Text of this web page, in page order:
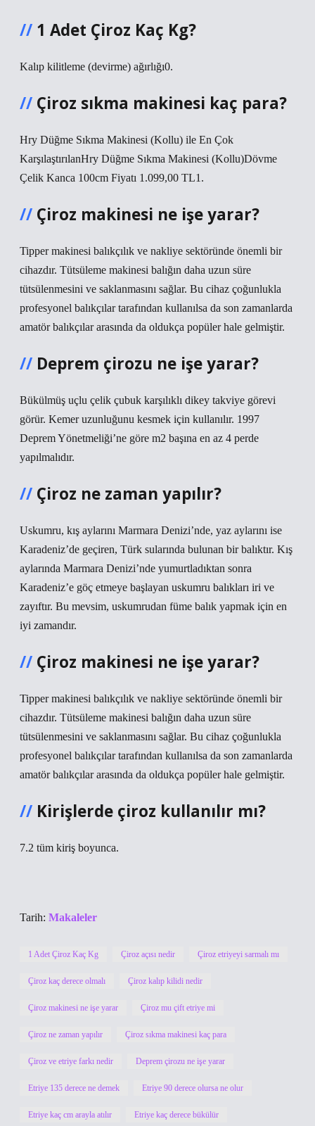
1 Adet Çiroz Kaç Kg?
Kalıp kilitleme (devirme) ağırlığı0.
Çiroz sıkma makinesi kaç para?
Hry Düğme Sıkma Makinesi (Kollu) ile En Çok
KarşılaştırılanHry Düğme Sıkma Makinesi (Kollu)Dövme
Çelik Kanca 100cm Fiyatı 1.099,00 TL1.
Çiroz makinesi ne işe yarar?
Tipper makinesi balıkçılık ve nakliye sektöründe önemli bir
cihazdır. Tütsüleme makinesi balığın daha uzun süre
tütsülenmesini ve saklanmasını sağlar. Bu cihaz çoğunlukla
profesyonel balıkçılar tarafından kullanılsa da son zamanlarda
amatör balıkçılar arasında da oldukça popüler hale gelmiştir.
Deprem çirozu ne işe yarar?
Bükülmüş uçlu çelik çubuk karşılıklı dikey takviye görevi
görür. Kemer uzunluğunu kesmek için kullanılır. 1997
Deprem Yönetmeliği’ne göre m2 başına en az 4 perde
yapılmalıdır.
Çiroz ne zaman yapılır?
Uskumru, kış aylarını Marmara Denizi’nde, yaz aylarını ise
Karadeniz’de geçiren, Türk sularında bulunan bir balıktır. Kış
aylarında Marmara Denizi’nde yumurtladıktan sonra
Karadeniz’e göç etmeye başlayan uskumru balıkları iri ve
zayıftır. Bu mevsim, uskumrudan füme balık yapmak için en
iyi zamandır.
Çiroz makinesi ne işe yarar?
Tipper makinesi balıkçılık ve nakliye sektöründe önemli bir
cihazdır. Tütsüleme makinesi balığın daha uzun süre
tütsülenmesini ve saklanmasını sağlar. Bu cihaz çoğunlukla
profesyonel balıkçılar tarafından kullanılsa da son zamanlarda
amatör balıkçılar arasında da oldukça popüler hale gelmiştir.
Kirişlerde çiroz kullanılır mı?
7.2 tüm kiriş boyunca.
Tarih: Makaleler
1 Adet Çiroz Kaç Kg Çiroz açısı nedir Çiroz etriyeyi sarmalı mı
Çiroz kaç derece olmalı Çiroz kalıp kilidi nedir
Çiroz makinesi ne işe yarar Çiroz mu çift etriye mi
Çiroz ne zaman yapılır Çiroz sıkma makinesi kaç para
Çiroz ve etriye farkı nedir Deprem çirozu ne işe yarar
Etriye 135 derece ne demek Etriye 90 derece olursa ne olur
Etriye kaç cm arayla atılır Etriye kaç derece bükülür